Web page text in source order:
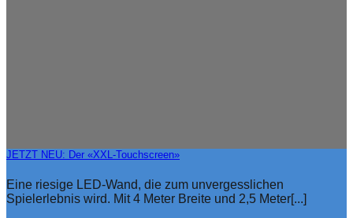
JETZT NEU: Der «XXL-Touchscreen»
Eine riesige LED-Wand, die zum unvergesslichen
Spielerlebnis wird. Mit 4 Meter Breite und 2,5 Meter[...]